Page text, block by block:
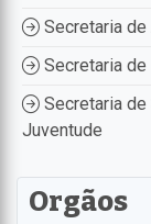
Secretaria
Secretaria de
Secretaria
Juventude
Orgãos